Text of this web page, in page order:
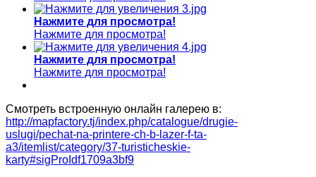
Нажмите для просмотра!
Нажмите для просмотра!
Нажмите для просмотра!
Нажмите для просмотра!
Смотреть встроенную онлайн галерею в:
http://mapfactory.tj/index.php/catalogue/drugie-
uslugi/pechat-na-printere-ch-b-lazer-f-ta-
a3/itemlist/category/37-turisticheskie-
karty#sigProIdf1709a3bf9